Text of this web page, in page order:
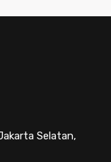
Selatan,